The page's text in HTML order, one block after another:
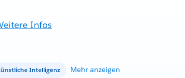
Infos
Intelligenz Mehr anzeigen